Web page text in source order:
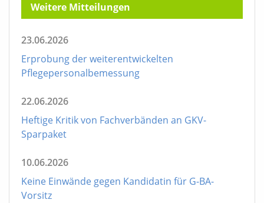
Weitere Mitteilungen
23.06.2026
Erprobung der weiterentwickelten
Pflegepersonalbemessung
22.06.2026
Heftige Kritik von Fachverbänden an GKV-
Sparpaket
10.06.2026
Keine Einwände gegen Kandidatin für G-BA-
Vorsitz